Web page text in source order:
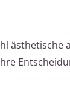
ästhetische